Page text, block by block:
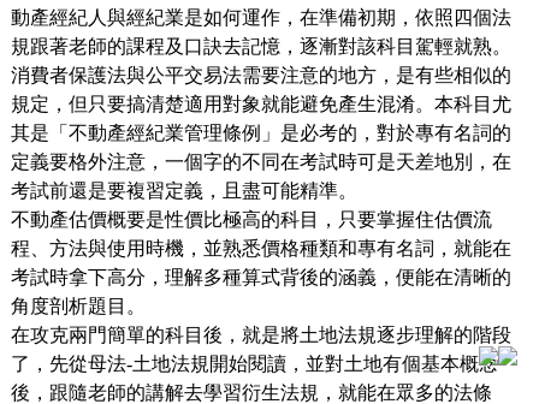
動產經紀人與經紀業是如何運作，在準備初期，依照四個法
規跟著老師的課程及口訣去記憶，逐漸對該科目駕輕就熟。
消費者保護法與公平交易法需要注意的地方，是有些相似的
規定，但只要搞清楚適用對象就能避免產生混淆。本科目尤
其是「不動產經紀業管理條例」是必考的，對於專有名詞的
定義要格外注意，一個字的不同在考試時可是天差地別，在
考試前還是要複習定義，且盡可能精準。
不動產估價概要是性價比極高的科目，只要掌握住估價流
程、方法與使用時機，並熟悉價格種類和專有名詞，就能在
考試時拿下高分，理解多種算式背後的涵義，便能在清晰的
角度剖析題目。
在攻克兩門簡單的科目後，就是將土地法規逐步理解的階段
了，先從母法-土地法規開始閱讀，並對土地有個基本概念
後，跟隨老師的講解去學習衍生法規，就能在眾多的法條